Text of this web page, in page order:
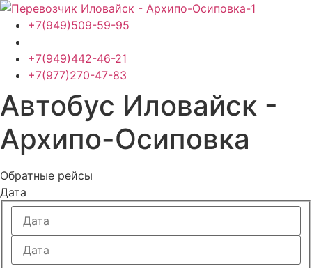
Перейти
содержимому
+7(949)509-59-95
+7(949)442-46-21
+7(977)270-47-83
Автобус Иловайск -
Архипо-Осиповка
Обратные рейсы
Дата